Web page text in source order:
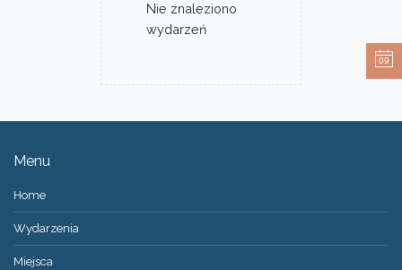
Nie znaleziono
wydarzeń
Menu
Home
Wydarzenia
Miejsca
09